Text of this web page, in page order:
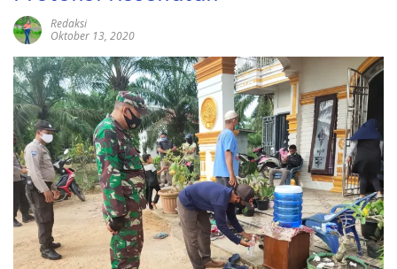
Redaksi
Oktober 13, 2020